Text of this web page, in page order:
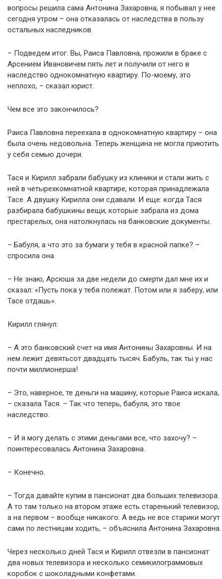
вопросы решила сама Антонина Захаровна, я побывал у нее
сегодня утром – она отказалась от наследства в пользу
остальных наследников.
– Подведем итог. Вы, Раиса Павловна, прожили в браке с
Арсением Ивановичем пять лет и получили от него в
наследство однокомнатную квартиру. По-моему, это
неплохо, – сказал юрист.
Чем все это закончилось?
Раиса Павловна переехала в однокомнатную квартиру – она
была очень недовольна. Теперь женщина не могла приютить
у себя семью дочери.
Тася и Кирилл забрали бабушку из клиники и стали жить с
ней в четырехкомнатной квартире, которая принадлежала
Тасе. А двушку Кирилла они сдавали. И еще: когда Тася
разбирала бабушкины вещи, которые забрала из дома
престарелых, она натолкнулась на банковские документы.
– Бабуля, а что это за бумаги у тебя в красной папке? –
спросила она.
– Не знаю, Арсюша за две недели до смерти дал мне их и
сказал: «Пусть пока у тебя полежат. Потом или я заберу, или
Тасе отдашь».
Кирилл глянул:
– А это банковский счет на имя Антонины Захаровны. И на
нем лежит девятьсот двадцать тысяч. Бабуль, так ты у нас
почти миллионерша!
– Это, наверное, те деньги на машину, которые Раиса искала,
– сказала Тася. – Так что теперь, бабуля, это твое
наследство.
– И я могу делать с этими деньгами все, что захочу? –
поинтересовалась Антонина Захаровна.
– Конечно.
– Тогда давайте купим в пансионат два больших телевизора.
А то там только на втором этаже есть старенький телевизор,
а на первом – вообще никакого. А ведь не все старики могут
сами по лестницам ходить, – объяснила Антонина Захаровна.
Через несколько дней Тася и Кирилл отвезли в пансионат
два новых телевизора и несколько семикилограммовых
коробок с шоколадными конфетами.